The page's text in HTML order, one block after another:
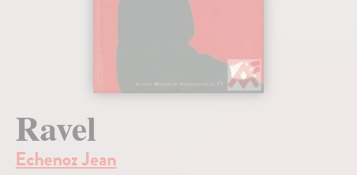
Ravel
Echenoz Jean